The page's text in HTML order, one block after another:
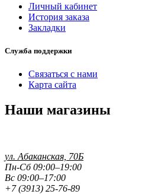
Личный кабинет
История заказа
Закладки
Служба поддержки
Связаться с нами
Карта сайта
Наши магазины
ул. Абаканская, 70Б
Пн-Сб 09:00–19:00
Вс 09:00–17:00
+7 (3913) 25-76-89